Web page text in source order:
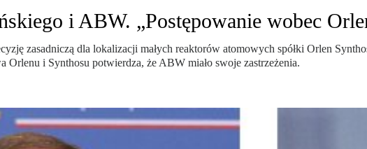
i ABW. „Postępowanie wobec
zasadniczą dla lokalizacji małych reaktorów atomowych spółki Orlen
Orlenu i Synthosu potwierdza, że ABW miało swoje zastrzeżenia.